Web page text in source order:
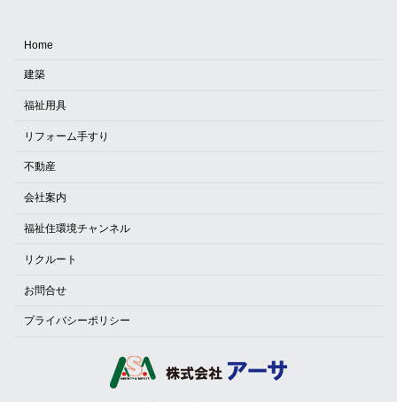
Home
建築
福祉用具
リフォーム手すり
不動産
会社案内
福祉住環境チャンネル
リクルート
お問合せ
プライバシーポリシー